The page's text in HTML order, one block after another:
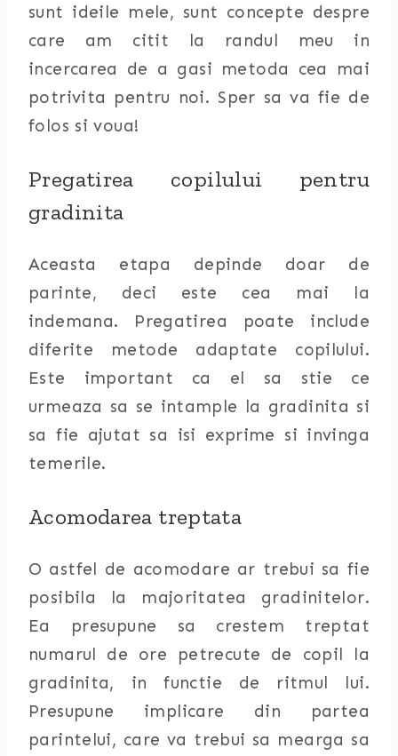
sunt ideile mele, sunt concepte despre
care am citit la randul meu in
incercarea de a gasi metoda cea mai
potrivita pentru noi. Sper sa va fie de
folos si voua!
Pregatirea copilului pentru
gradinita
Aceasta etapa depinde doar de
parinte, deci este cea mai la
indemana. Pregatirea poate include
diferite metode adaptate copilului.
Este important ca el sa stie ce
urmeaza sa se intample la gradinita si
sa fie ajutat sa isi exprime si invinga
temerile.
Acomodarea treptata
O astfel de acomodare ar trebui sa fie
posibila la majoritatea gradinitelor.
Ea presupune sa crestem treptat
numarul de ore petrecute de copil la
gradinita, in functie de ritmul lui.
Presupune implicare din partea
parintelui, care va trebui sa mearga sa